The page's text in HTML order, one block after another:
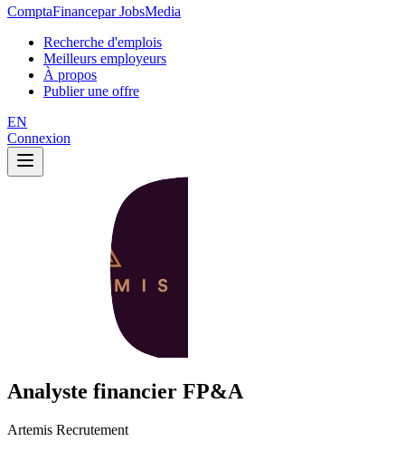
ComptaFinancepar JobsMedia
Recherche d'emplois
Meilleurs employeurs
À propos
Publier une offre
EN
Connexion
Analyste financier FP&A
Artemis Recrutement